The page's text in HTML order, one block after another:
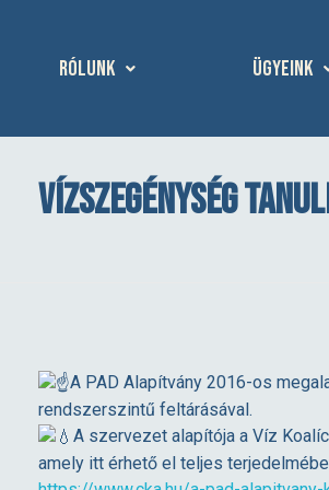
Rólunk Ügyeink
Vízszegénység
V
í
A PAD Alapítvány 2016-os
rendszerszintű feltárásával.
A szervezet alapítója a Víz
amely itt érhető el teljes